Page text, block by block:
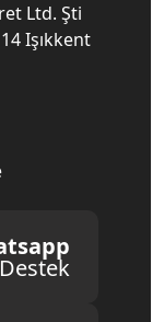
Ltd. Şti
Işıkkent
Destek